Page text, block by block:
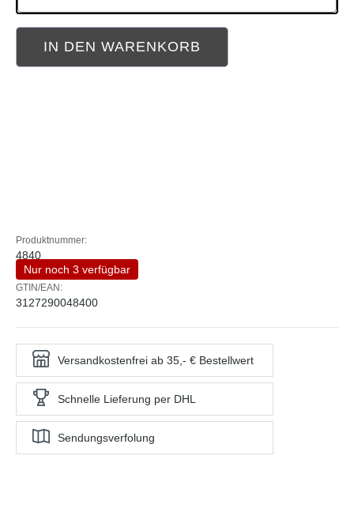
IN DEN WARENKORB
Produktnummer:
4840
Nur noch 3 verfügbar
GTIN/EAN:
3127290048400
Versandkostenfrei ab 35,- € Bestellwert
Schnelle Lieferung per DHL
Sendungsverfolung